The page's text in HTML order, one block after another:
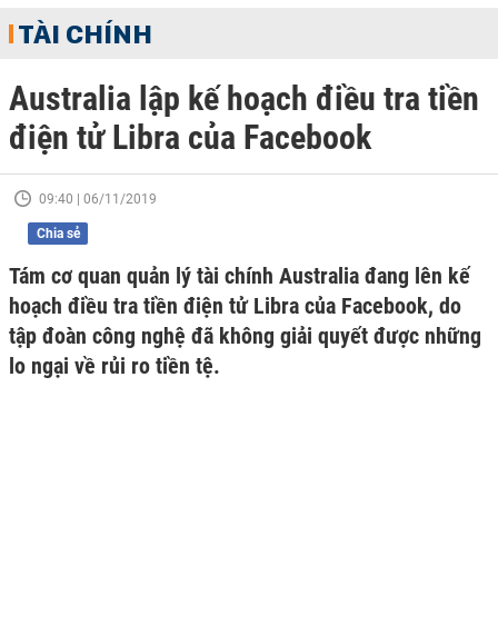
TÀI CHÍNH
Australia lập kế hoạch điều tra tiền
điện tử Libra của Facebook
09:40 | 06/11/2019
Chia sẻ
Tám cơ quan quản lý tài chính Australia đang lên kế
hoạch điều tra tiền điện tử Libra của Facebook, do
tập đoàn công nghệ đã không giải quyết được những
lo ngại về rủi ro tiền tệ.